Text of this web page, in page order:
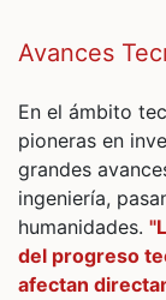
Avances
En el ámbito
pioneras en
grandes
ingeniería,
humanidades.
del progreso
afectan